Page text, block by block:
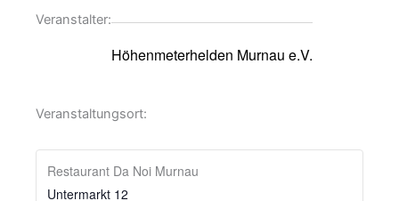
Veranstalter:
Höhenmeterhelden Murnau e.V.
Veranstaltungsort:
Restaurant Da Noi Murnau
Untermarkt 12